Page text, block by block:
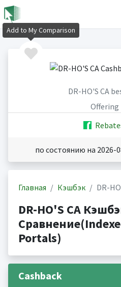
DR-HO'S CA
Offering
по состоянию на 2026-
Главная Кэшбэк DR-
DR-HO'S CA
Portals)
Cashback
Add to My Comparison